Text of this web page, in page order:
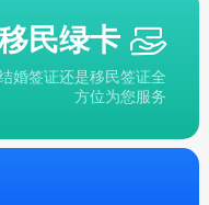
民绿卡
婚签证还是移民签证全
方位为您服务